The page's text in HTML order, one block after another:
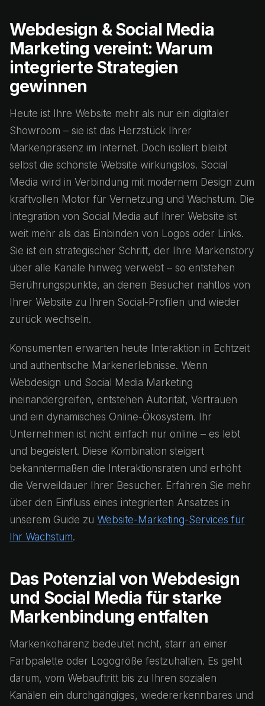
Webdesign & Social Media
Marketing vereint: Warum
integrierte Strategien
gewinnen
Heute ist Ihre Website mehr als nur ein digitaler
Showroom – sie ist das Herzstück Ihrer
Markenpräsenz im Internet. Doch isoliert bleibt
selbst die schönste Website wirkungslos. Social
Media wird in Verbindung mit modernem Design zum
kraftvollen Motor für Vernetzung und Wachstum. Die
Integration von Social Media auf Ihrer Website ist
weit mehr als das Einbinden von Logos oder Links.
Sie ist ein strategischer Schritt, der Ihre Markenstory
über alle Kanäle hinweg verwebt – so entstehen
Berührungspunkte, an denen Besucher nahtlos von
Ihrer Website zu Ihren Social-Profilen und wieder
zurück wechseln.
Konsumenten erwarten heute Interaktion in Echtzeit
und authentische Markenerlebnisse. Wenn
Webdesign und Social Media Marketing
ineinandergreifen, entstehen Autorität, Vertrauen
und ein dynamisches Online-Ökosystem. Ihr
Unternehmen ist nicht einfach nur online – es lebt
und begeistert. Diese Kombination steigert
bekanntermaßen die Interaktionsraten und erhöht
die Verweildauer Ihrer Besucher. Erfahren Sie mehr
über den Einfluss eines integrierten Ansatzes in
unserem Guide zu Website-Marketing-Services für
Ihr Wachstum.
Das Potenzial von Webdesign
und Social Media für starke
Markenbindung entfalten
Markenkohärenz bedeutet nicht, starr an einer
Farbpalette oder Logogröße festzuhalten. Es geht
darum, vom Webauftritt bis zu Ihren sozialen
Kanälen ein durchgängiges, wiedererkennbares und